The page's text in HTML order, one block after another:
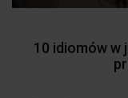
10 idiomów w